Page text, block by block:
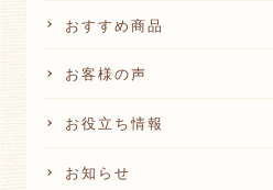
おすすめ商品
お客様の声
お役立ち情報
お知らせ